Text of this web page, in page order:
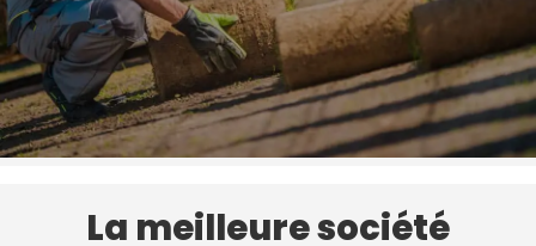
La meilleure société